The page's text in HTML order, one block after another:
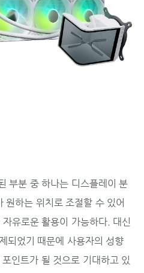
부분 중 하나는 디스플레이 분
원하는 위치로 조절할 수 있어
유로운 활용이 가능하다. 대신
되었기 때문에 사용자의 성향
인트가 될 것으로 기대하고 있